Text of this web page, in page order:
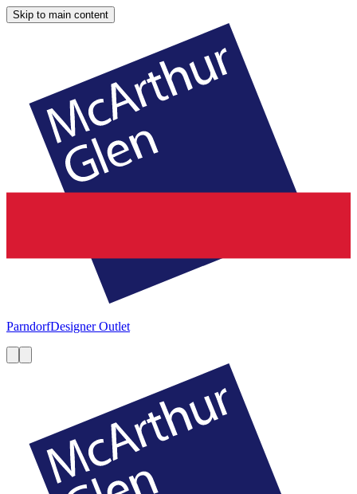
Skip to main content
ParndorfDesigner Outlet